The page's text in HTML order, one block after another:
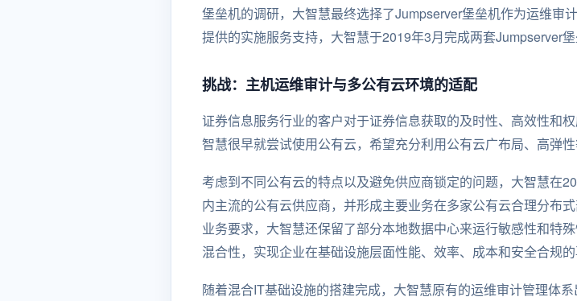
堡垒机的调研，大智慧最终选择了Jumpserver堡垒机作为运维审
提供的实施服务支持，大智慧于2019年3月完成两套Jumpserver
挑战：主机运维审计与多公有云环境的适配
证券信息服务行业的客户对于证券信息获取的及时性、高效性和
智慧很早就尝试使用公有云，希望充分利用公有云广布局、高弹
考虑到不同公有云的特点以及避免供应商锁定的问题，大智慧在
内主流的公有云供应商，并形成主要业务在多家公有云合理分布
业务要求，大智慧还保留了部分本地数据中心来运行敏感性和特
混合性，实现企业在基础设施层面性能、效率、成本和安全合规的
随着混合IT基础设施的搭建完成，大智慧原有的运维审计管理体